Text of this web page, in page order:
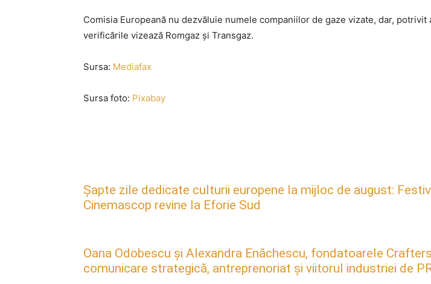
Comisia Europeană nu dezvăluie numele companiilor de gaze vizate, dar, potrivit
verificările vizează Romgaz şi Transgaz.
Sursa: Mediafax
Sursa foto: Pixabay
Șapte zile dedicate culturii europene la mijloc de august:
Cinemascop revine la Eforie Sud
Oana Odobescu și Alexandra Enăchescu, fondatoarele
comunicare strategică, antreprenoriat și viitorul industriei de